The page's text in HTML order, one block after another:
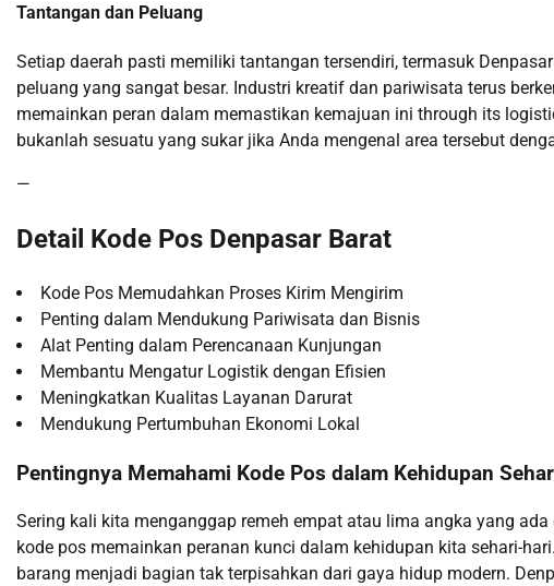
Tantangan dan Peluang
Setiap daerah pasti memiliki tantangan tersendiri, termasuk
peluang yang sangat besar. Industri kreatif dan pariwisata terus
memainkan peran dalam memastikan kemajuan ini through its
bukanlah sesuatu yang sukar jika Anda mengenal area tersebut
—
Detail Kode Pos Denpasar Barat
Kode Pos Memudahkan Proses Kirim Mengirim
Penting dalam Mendukung Pariwisata dan Bisnis
Alat Penting dalam Perencanaan Kunjungan
Membantu Mengatur Logistik dengan Efisien
Meningkatkan Kualitas Layanan Darurat
Mendukung Pertumbuhan Ekonomi Lokal
Pentingnya Memahami Kode Pos dalam Kehidupan
Sering kali kita menganggap remeh empat atau lima angka yang
kode pos memainkan peranan kunci dalam kehidupan kita sehari-
barang menjadi bagian tak terpisahkan dari gaya hidup modern.